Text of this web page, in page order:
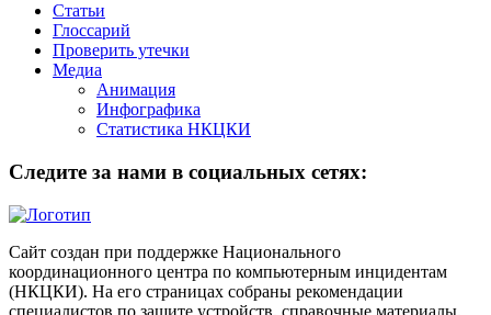
Статьи
Глоссарий
Проверить утечки
Медиа
Анимация
Инфографика
Статистика НКЦКИ
Следите за нами в социальных сетях:
Сайт создан при поддержке Национального
координационного центра по компьютерным инцидентам
(НКЦКИ). На его страницах собраны рекомендации
специалистов по защите устройств, справочные материалы,